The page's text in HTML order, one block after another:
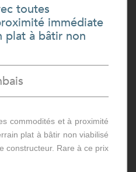
toutes
immédiate
plat à bâtir non
commodités et à proximité
plat à bâtir non viabilisé
constructeur. Rare à ce prix